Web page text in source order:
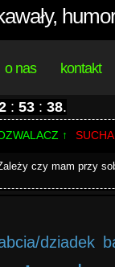
o nas kontakt
: 53 : 38.
↑
czy mam przy
dziadek